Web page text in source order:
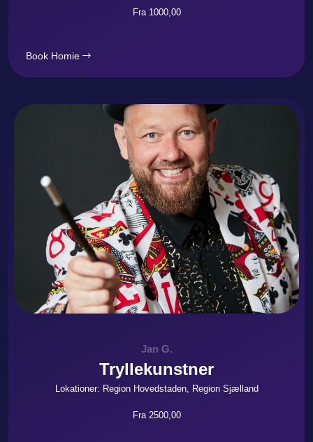
Fra 1000,00
Book Homie
Jan G.
Tryllekunstner
Lokationer: Region Hovedstaden, Region Sjælland
Fra 2500,00